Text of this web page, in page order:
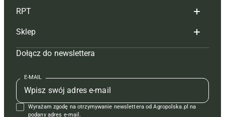
Reklama
Tagi
Mapa serwisu
Kontakt
Regulamin
Polityka prywatności
Hoduj z głową bydło
Hoduj z głową świnie
Prenumerata
Redakcja
Kontakt
Reklama
RPT
Redakcja
Prenumerata
Reklama
Kontakt
Sklep
Czasopisma i prenumerata
Książki
Regulamin
Dołącz do newslettera
E-MAIL
Wyrażam zgodę na otrzymywanie newslettera od Agropolska.pl na
podany adres e-mail.